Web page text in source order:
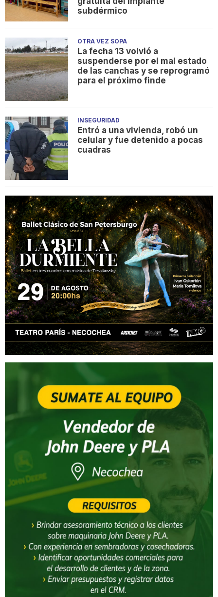
subdérmico
OTRA VEZ SOPA
La fecha 13 volvió a
suspenderse por el mal estado
de las canchas y se reprogramó
para el próximo finde
INSEGURIDAD
Entró a una vivienda, robó un
celular y fue detenido a pocas
cuadras